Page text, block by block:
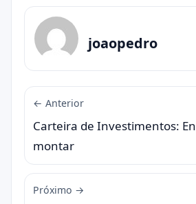
joaopedro
← Anterior
Carteira de Investimentos:
montar
Próximo →